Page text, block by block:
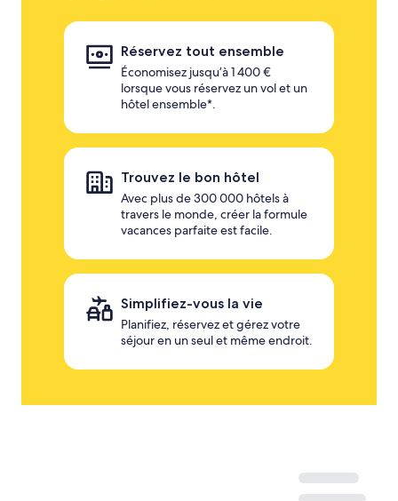
Réservez tout ensemble
Économisez jusqu’à 1 400 €
lorsque vous réservez un vol et un
hôtel ensemble*.
Trouvez le bon hôtel
Avec plus de 300 000 hôtels à
travers le monde, créer la formule
vacances parfaite est facile.
Simplifiez-vous la vie
Planifiez, réservez et gérez votre
séjour en un seul et même endroit.